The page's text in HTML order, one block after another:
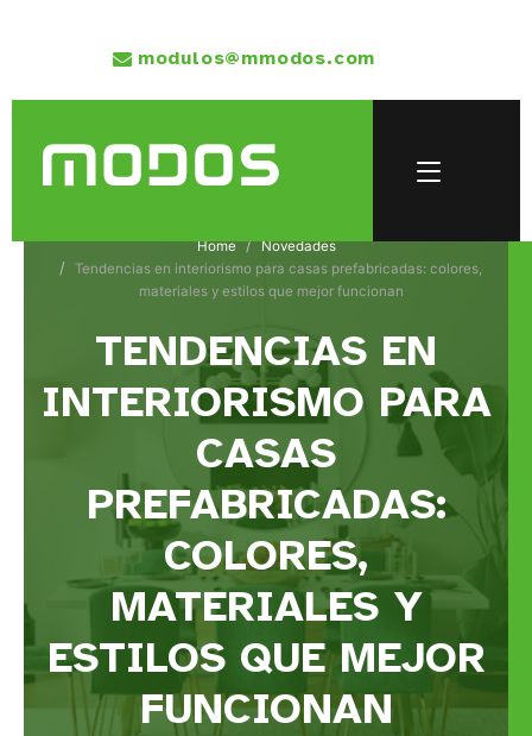
modulos@mmodos.com
Home
Novedades
Tendencias en interiorismo para casas prefabricadas: colores,
materiales y estilos que mejor funcionan
TENDENCIAS EN
INTERIORISMO PARA
CASAS
PREFABRICADAS:
COLORES,
MATERIALES Y
ESTILOS QUE MEJOR
FUNCIONAN